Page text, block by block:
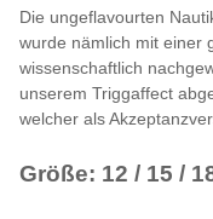
Die ungeflavourten
wurde nämlich mit einer
wissenschaftlich
unserem Triggaffect
welcher als
Größe: 12 / 15 /